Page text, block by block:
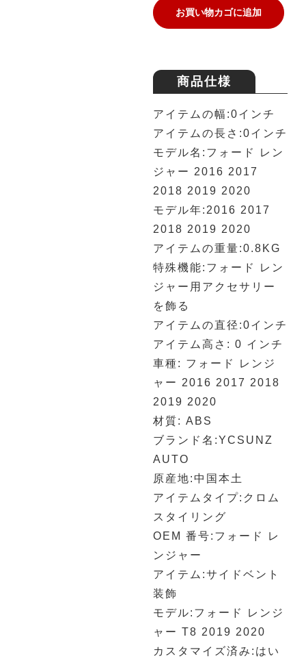
お買い物カゴに追加
商品仕様
アイテムの幅:0インチ
アイテムの長さ:0インチ
モデル名:フォード レン
ジャー 2016 2017
2018 2019 2020
モデル年:2016 2017
2018 2019 2020
アイテムの重量:0.8KG
特殊機能:フォード レン
ジャー用アクセサリー
を飾る
アイテムの直径:0インチ
アイテム高さ: 0 インチ
車種: フォード レンジ
ャー 2016 2017 2018
2019 2020
材質: ABS
ブランド名:YCSUNZ
AUTO
原産地:中国本土
アイテムタイプ:クロム
スタイリング
OEM 番号:フォード レ
ンジャー
アイテム:サイドベント
装飾
モデル:フォード レンジ
ャー T8 2019 2020
カスタマイズ済み:はい